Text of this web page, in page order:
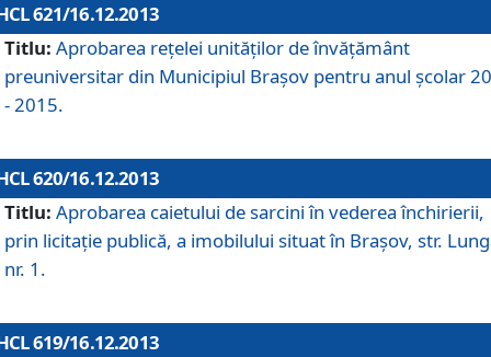
621/16.12.2013
Titlu: Aprobarea reţelei unităţilor de învăţământ
preuniversitar din Municipiul Braşov pentru anul şcolar
- 2015.
620/16.12.2013
Titlu: Aprobarea caietului de sarcini în vederea închirierii,
prin licitaţie publică, a imobilului situat în Braşov, str.
nr. 1.
619/16.12.2013